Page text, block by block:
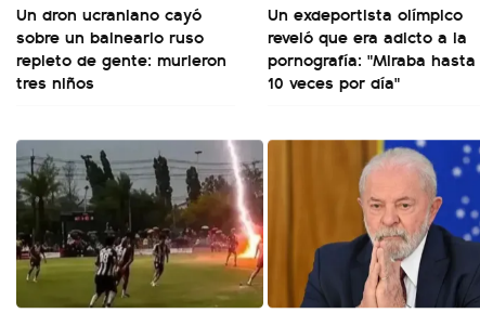
Un dron ucraniano cayó
sobre un balneario ruso
repleto de gente: murieron
tres niños
Un exdeportista olímpico
reveló que era adicto a la
pornografía: "Miraba hasta
10 veces por día"